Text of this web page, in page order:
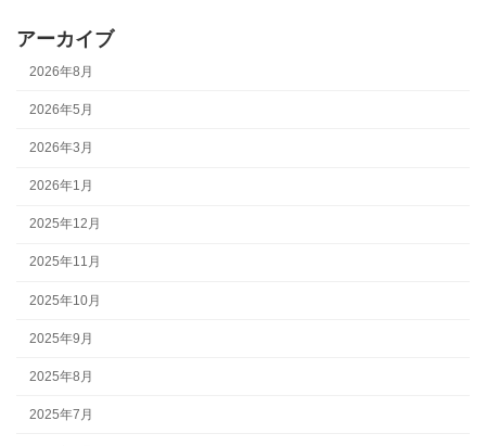
アーカイブ
2026年8月
2026年5月
2026年3月
2026年1月
2025年12月
2025年11月
2025年10月
2025年9月
2025年8月
2025年7月